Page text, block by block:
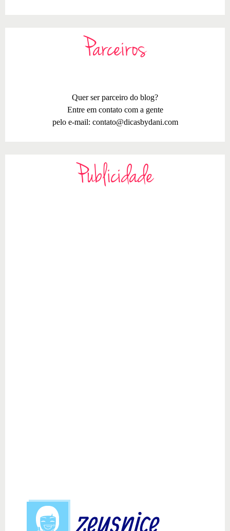
Parceiros
Quer ser parceiro do blog?
Entre em contato com a gente
pelo e-mail: contato@dicasbydani.com
Publicidade